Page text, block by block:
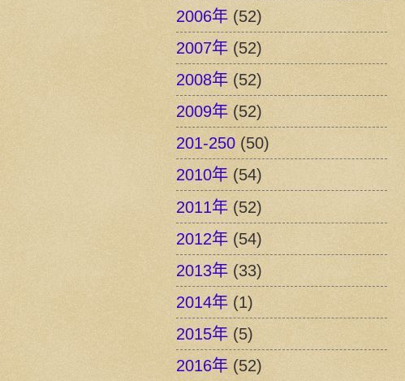
2006年 (52)
2007年 (52)
2008年 (52)
2009年 (52)
201-250 (50)
2010年 (54)
2011年 (52)
2012年 (54)
2013年 (33)
2014年 (1)
2015年 (5)
2016年 (52)